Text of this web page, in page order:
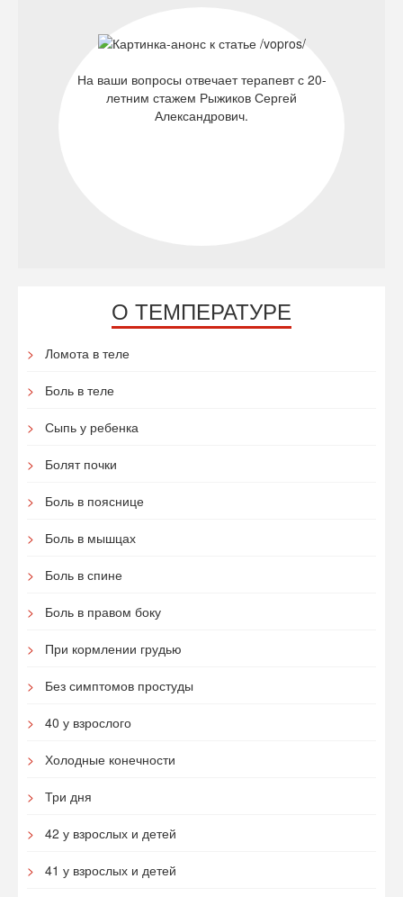
На ваши вопросы отвечает терапевт с 20-
летним стажем Рыжиков Сергей
Александрович.
О ТЕМПЕРАТУРЕ
Ломота в теле
Боль в теле
Сыпь у ребенка
Болят почки
Боль в пояснице
Боль в мышцах
Боль в спине
Боль в правом боку
При кормлении грудью
Без симптомов простуды
40 у взрослого
Холодные конечности
Три дня
42 у взрослых и детей
41 у взрослых и детей